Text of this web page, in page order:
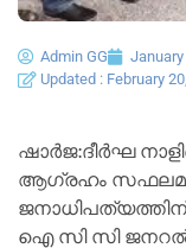
Admin GG
Updated : February
ഷാർജ:ദീർഘ
ആഗ്രഹം
ഐ സി സി ജനറൽ